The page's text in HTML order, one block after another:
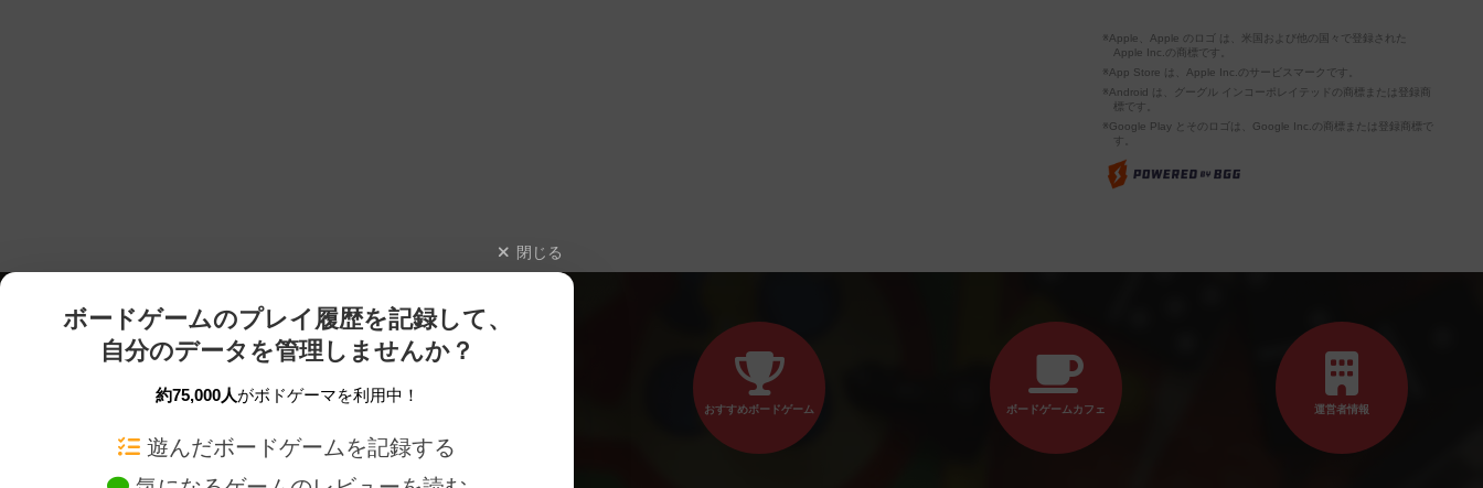
※Apple、Apple のロゴ は、米国および他の国々で登録された
Apple Inc.の商標です。
※App Store は、Apple Inc.のサービスマークです。
※Android は、グーグル インコーポレイテッドの商標または登録商
標です。
※Google Play とそのロゴは、Google Inc.の商標または登録商標で
す。
閉じる
ボードゲームのプレイ履歴を記録して、
自分のデータを管理しませんか？
約75,000人がボドゲーマを利用中！
遊んだボードゲームを記録する
おすすめボードゲーム ボードゲームカフェ 運営者情報